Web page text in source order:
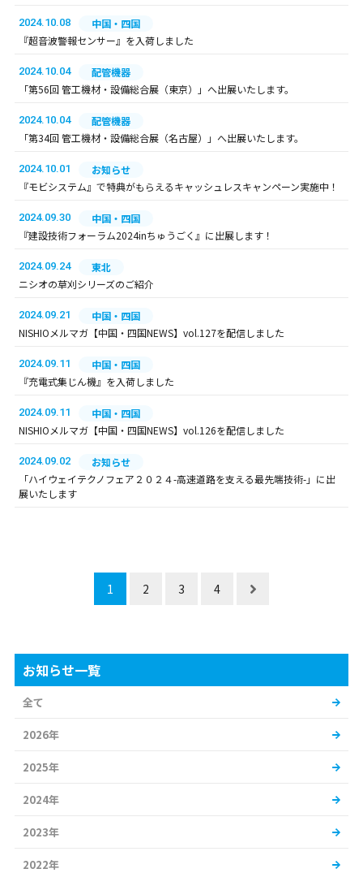
2024.10.08
中国・四国
『超音波警報センサー』を入荷しました
2024.10.04
配管機器
「第56回 管工機材・設備総合展（東京）」へ出展いたします。
2024.10.04
配管機器
「第34回 管工機材・設備総合展（名古屋）」へ出展いたします。
2024.10.01
お知らせ
『モビシステム』で特典がもらえるキャッシュレスキャンペーン実施中！
2024.09.30
中国・四国
『建設技術フォーラム2024inちゅうごく』に出展します！
2024.09.24
東北
ニシオの草刈シリーズのご紹介
2024.09.21
中国・四国
NISHIOメルマガ【中国・四国NEWS】vol.127を配信しました
2024.09.11
中国・四国
『充電式集じん機』を入荷しました
2024.09.11
中国・四国
NISHIOメルマガ【中国・四国NEWS】vol.126を配信しました
2024.09.02
お知らせ
「ハイウェイテクノフェア２０２４-高速道路を支える最先端技術-」に出
展いたします
1 2 3 4
お知らせ一覧
全て
2026年
2025年
2024年
2023年
2022年